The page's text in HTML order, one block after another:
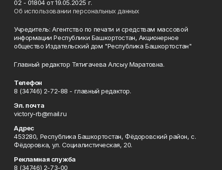
02 - 01804 от 19.05.2025 г.
Об использовании персональных данных
Учредитель: Агентство по печати и средствам массовой
информации Республики Башкортостан, Акционерное
общество Издательский дом "Республика Башкортостан"
Главный редактор Тятигачева Алсыу Маратовна.
Телефон
8 (34746) 2-72-88 - главный редактор.
Эл. почта
victory-rb@mail.ru
Адрес
453280, Республика Башкортостан, Фёдоровский район, с.
Фёдоровка, ул. Социалистическая, 20.
Рекламная служба
8 (34746) 2-73-00